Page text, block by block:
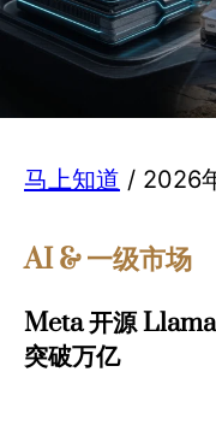
马上知道 / 2026
AI & 一级市场
Meta 开源
突破万亿